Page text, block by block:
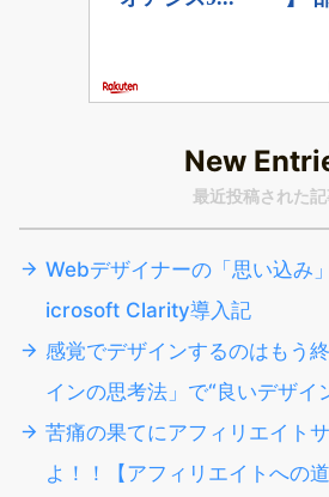
New
最近投稿された
Webデザイナーの「思い込み
icrosoft Clarity導入記
感覚でデザインするのはもう
インの思考法」で“良いデザイ
苦痛の果てにアフィリエイト
よ！！【アフィリエイトへの道